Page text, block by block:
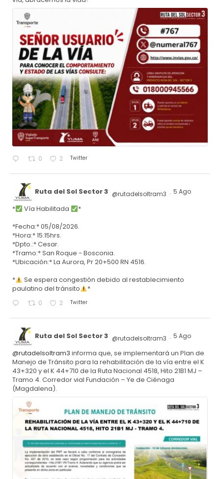
0 2 Twitter
Ruta del Sol Sector 3 @rutadelsoltram3 · 5 Ago
* Vía Habilitada
*
*Fecha:* 05/08/2026.
*Hora:* 15:15hrs.
*Dpto.:* Cesar.
*Tramo:* San Roque - Bosconia.
*Ubicación:* La Aurora, Pr 20+500 RN 4516.
*
Se espera congestión debido al restablecimiento
paulatino del tránsito
*
0 2 Twitter
Ruta del Sol Sector 3 @rutadelsoltram3 · 5 Ago
@rutadelsoltram3 informa que, se implementará un Plan de
Manejo de Tránsito para la rehabilitación de la vía entre el K
43+320 y el K 44+710 de la Ruta Nacional 4518, Hito 21B1 MJ –
Tramo 4. Corredor vial Fundación – Ye de Ciénaga
(Magdalena).